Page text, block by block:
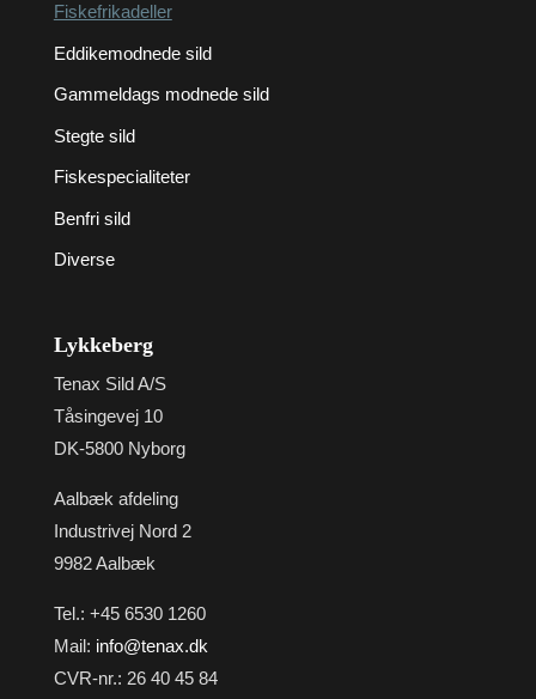
Fiskefrikadeller
Eddikemodnede sild
Gammeldags modnede sild
Stegte sild
Fiskespecialiteter
Benfri sild
Diverse
Lykkeberg
Tenax Sild A/S
Tåsingevej 10
DK-5800 Nyborg
Aalbæk afdeling
Industrivej Nord 2
9982 Aalbæk
Tel.: +45 6530 1260
Mail: info@tenax.dk
CVR-nr.: 26 40 45 84